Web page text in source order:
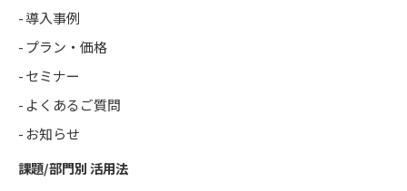
導入事例
プラン・価格
セミナー
よくあるご質問
お知らせ
課題/部門別 活用法